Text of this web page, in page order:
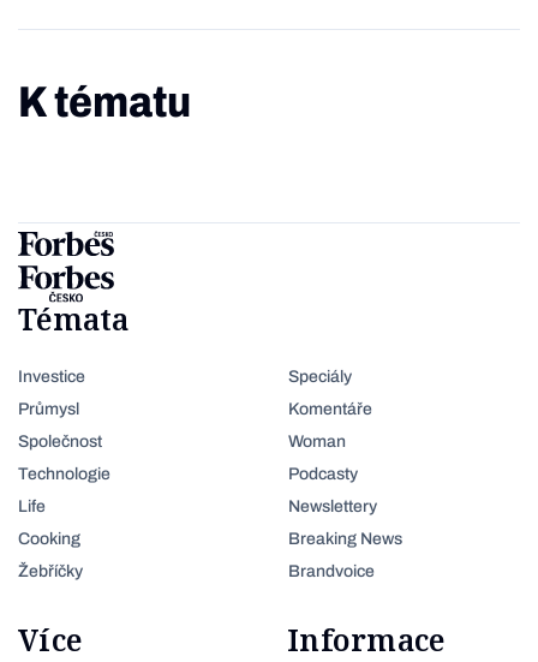
K tématu
Témata
Investice
Průmysl
Společnost
Technologie
Life
Cooking
Žebříčky
Speciály
Komentáře
Woman
Podcasty
Newslettery
Breaking News
Brandvoice
Více Informace